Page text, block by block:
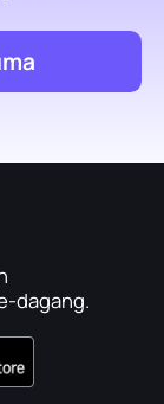
dagang.